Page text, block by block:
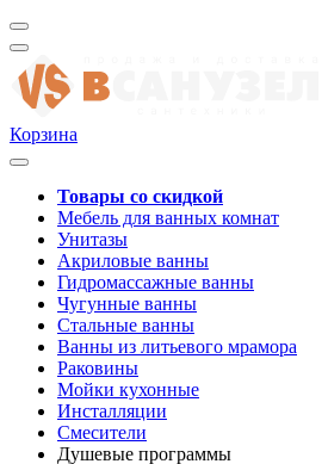
Корзина
Товары со скидкой
Мебель для ванных комнат
Унитазы
Акриловые ванны
Гидромассажные ванны
Чугунные ванны
Стальные ванны
Ванны из литьевого мрамора
Раковины
Мойки кухонные
Инсталляции
Смесители
Душевые программы